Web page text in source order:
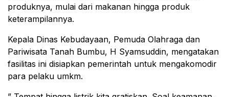
produknya, mulai dari makanan hingga produk
keterampilannya.
Kepala Dinas Kebudayaan, Pemuda Olahraga dan
Pariwisata Tanah Bumbu, H Syamsuddin, mengatakan
fasilitas ini disiapkan pemerintah untuk mengakomodir
para pelaku umkm.